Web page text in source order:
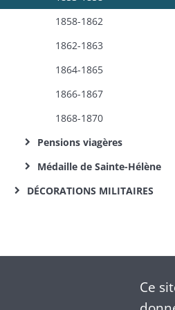
1858-1862
1862-1863
1864-1865
1866-1867
1868-1870
Pensions viagères
Médaille de Sainte-Hélène
DÉCORATIONS MILITAIRES
Ce